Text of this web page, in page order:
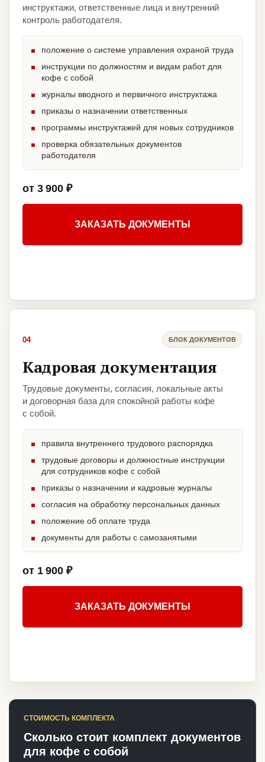
инструктажи, ответственные лица и внутренний
контроль работодателя.
положение о системе управления охраной труда
инструкции по должностям и видам работ для
кофе с собой
журналы вводного и первичного инструктажа
приказы о назначении ответственных
программы инструктажей для новых сотрудников
проверка обязательных документов
работодателя
от 3 900 ₽
ЗАКАЗАТЬ ДОКУМЕНТЫ
04 БЛОК ДОКУМЕНТОВ
Кадровая документация
Трудовые документы, согласия, локальные акты
и договорная база для спокойной работы кофе
с собой.
правила внутреннего трудового распорядка
трудовые договоры и должностные инструкции
для сотрудников кофе с собой
приказы о назначении и кадровые журналы
согласия на обработку персональных данных
положение об оплате труда
документы для работы с самозанятыми
от 1 900 ₽
ЗАКАЗАТЬ ДОКУМЕНТЫ
СТОИМОСТЬ КОМПЛЕКТА
Сколько стоит комплект документов
для кофе с собой